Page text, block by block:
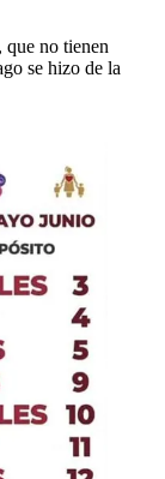
no tienen
se hizo de la